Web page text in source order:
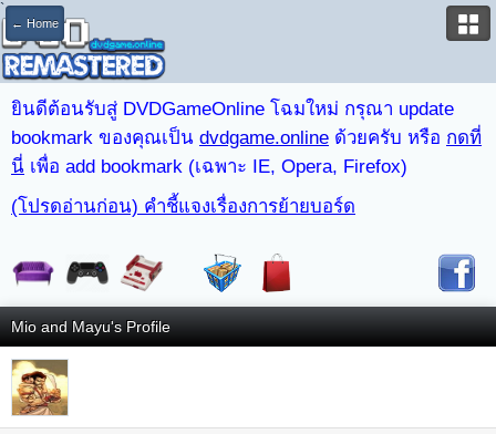
`
← Home
ยินดีต้อนรับสู่ DVDGameOnline โฉมใหม่ กรุณา update
bookmark ของคุณเป็น dvdgame.online ด้วยครับ หรือ กดที่
นี่ เพื่อ add bookmark (เฉพาะ IE, Opera, Firefox)
(โปรดอ่านก่อน) คำชี้แจงเรื่องการย้ายบอร์ด
Mio and Mayu's Profile